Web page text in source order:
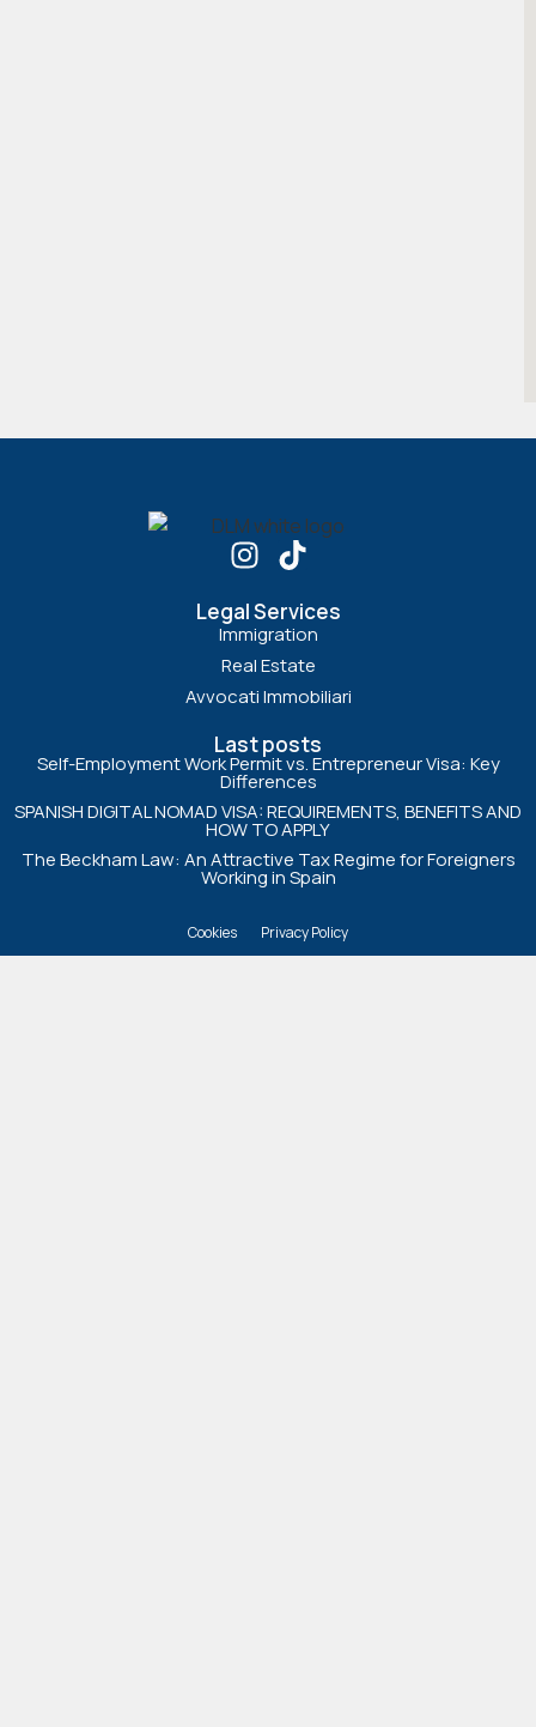
Legal Services
Immigration
Real Estate
Avvocati Immobiliari
Last posts
Self-Employment Work Permit vs. Entrepreneur Visa: Key
Differences
SPANISH DIGITAL NOMAD VISA: REQUIREMENTS, BENEFITS AND
HOW TO APPLY
The Beckham Law: An Attractive Tax Regime for Foreigners
Working in Spain
Cookies Privacy Policy